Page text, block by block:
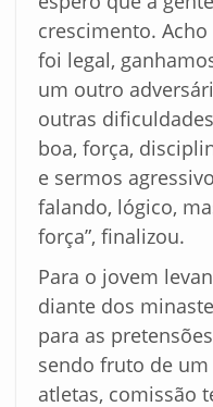
crescimento.
foi legal,
um outro
outras
boa, força,
e sermos
falando, lógico,
força”, finalizou.
Para o jovem
diante dos
para as
sendo fruto de
atletas, comissão